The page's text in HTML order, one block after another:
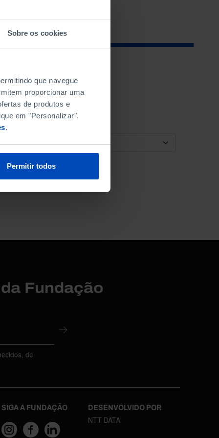
Sobre os cookies
que navegue
proporcionar uma
de produtos e
em "Personalizar".
.
Permitir todos
ORDENAR POR
Fundação
de
SIGA A FUNDAÇÃO DESENVOLVIDO POR
NTT DATA